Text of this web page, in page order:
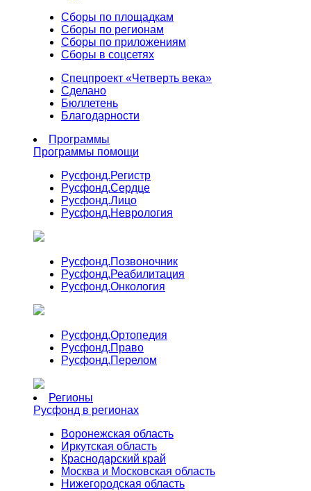
Сборы по площадкам
Сборы по регионам
Сборы по приложениям
Сборы в соцсетях
Спецпроект «Четверть века»
Сделано
Бюллетень
Благодарности
Программы
Программы помощи
Русфонд.Регистр
Русфонд.Сердце
Русфонд.Лицо
Русфонд.Неврология
Русфонд.Позвоночник
Русфонд.Реабилитация
Русфонд.Онкология
Русфонд.Ортопедия
Русфонд.Право
Русфонд.Перелом
Регионы
Русфонд в регионах
Воронежская область
Иркутская область
Краснодарский край
Москва и Московская область
Нижегородская область